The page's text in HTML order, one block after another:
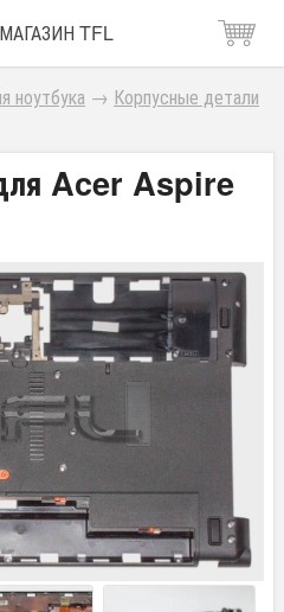
TFL
ноутбука → Корпусные детали
Acer Aspire